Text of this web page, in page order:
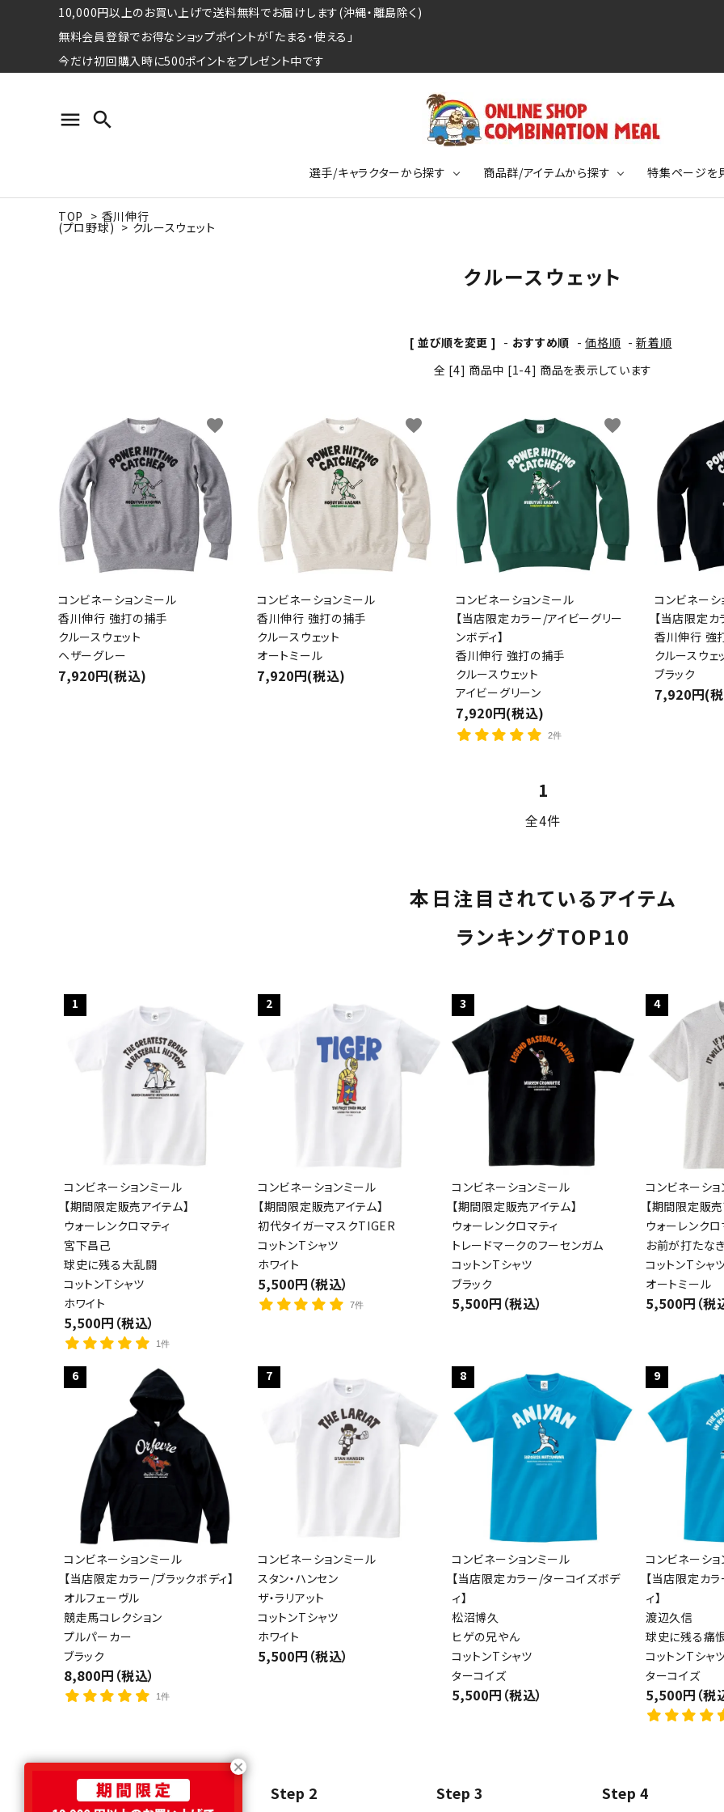
10,000円以上のお買い上げで送料無料でお届けします(沖縄・離島除く)
無料会員登録でお得なショップポイントが「たまる・使える」
今だけ初回購入時に500ポイントをプレゼント中です
menu search
選手/キャラクターから探す
プロ野球選手コレクション
レジェンドサッカー選手シリーズ 競走馬コレクション
ジャパニメーションコレクション カジュアルフットボールスタイル
商品群/アイテムから探す
Tシャツ
KIDSサイズ
特集ページを
特集ページ
TOP > 香川伸行
(プロ野球) > クルースウェット
クルースウェット
[ 並び順を変更 ] - おすすめ順 -価格順 -新着順
全 [4] 商品中 [1-4] 商品を表示しています
コンビネーションミール
香川伸行 強打の捕手
クルースウェット
ヘザーグレー
7,920円(税込)
favorite
コンビネーションミール
香川伸行 強打の捕手
クルースウェット
オートミール
7,920円(税込)
favorite
コンビネーションミール
【当店限定カラー/アイビーグリー
ンボディ】
香川伸行 強打の捕手
クルースウェット
アイビーグリーン
7,920円(税込)
2件
favorite
コンビネーシ
【当店限定カ
香川伸行 強
クルースウェ
ブラック
7,920円(
1
全4件
カテゴリー
本日注目されているアイテム
ランキングTOP10
1
コンビネーションミール
【期間限定販売アイテム】
ウォーレンクロマティ
宮下昌己
球史に残る大乱闘
コットンTシャツ
ホワイト
5,500円（税込）
1件
2
コンビネーションミール
【期間限定販売アイテム】
初代タイガーマスクTIGER
コットンTシャツ
ホワイト
5,500円（税込）
7件
3
コンビネーションミール
【期間限定販売アイテム】
ウォーレンクロマティ
トレードマークのフーセンガム
コットンTシャツ
ブラック
5,500円（税込）
4
コンビネーシ
【期間限定販売
ウォーレンクロ
お前が打たな
コットンTシャ
オートミール
5,500円（税
6
コンビネーションミール
【当店限定カラー/ブラックボディ】
オルフェーヴル
競走馬コレクション
プルパーカー
ブラック
8,800円（税込）
1件
7
コンビネーションミール
スタン・ハンセン
ザ・ラリアット
コットンTシャツ
ホワイト
5,500円（税込）
8
コンビネーションミール
【当店限定カラー/ターコイズボデ
ィ】
松沼博久
ヒゲの兄やん
コットンTシャツ
ターコイズ
5,500円（税込）
9
コンビネーシ
【当店限定カ
ィ】
渡辺久信
球史に残る痛
コットンTシャ
ターコイズ
5,500円（税
Step 1 Step 2 Step 3 Step 4